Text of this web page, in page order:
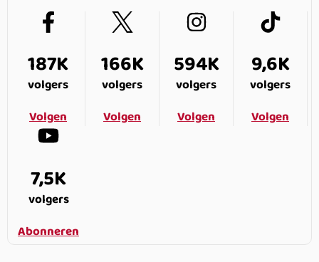
187K
volgers
Volgen
166K
volgers
Volgen
594K
volgers
Volgen
9,6K
volgers
Volgen
7,5K
volgers
Abonneren